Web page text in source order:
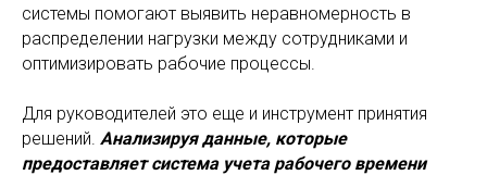
системы помогают выявить неравномерность в
распределении нагрузки между сотрудниками и
оптимизировать рабочие процессы.
Для руководителей это еще и инструмент принятия
решений. Анализируя данные, которые
предоставляет система учета рабочего времени